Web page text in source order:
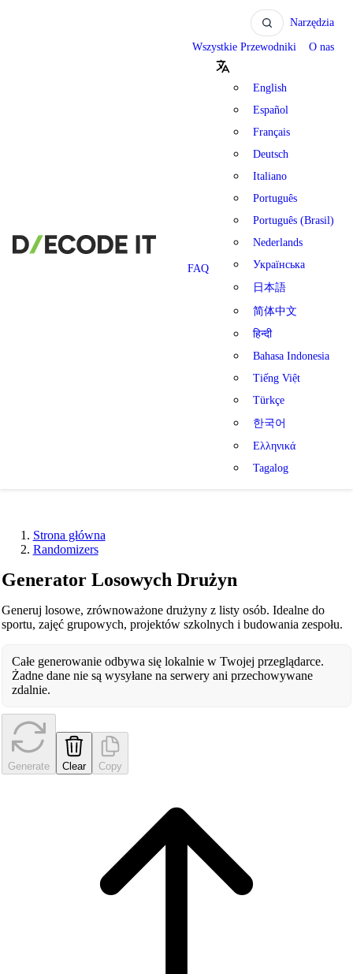
Narzędzia
Wszystkie Przewodniki O nas
FAQ
English
Español
Français
Deutsch
Italiano
Português
Português (Brasil)
Nederlands
Українська
日本語
简体中文
हिन्दी
Bahasa Indonesia
Tiếng Việt
Türkçe
한국어
Ελληνικά
Tagalog
Strona główna
Randomizers
Generator Losowych Drużyn
Generuj losowe, zrównoważone drużyny z listy osób. Idealne do
sportu, zajęć grupowych, projektów szkolnych i budowania zespołu.
Całe generowanie odbywa się lokalnie w Twojej przeglądarce.
Żadne dane nie są wysyłane na serwery ani przechowywane
zdalnie.
Generate Clear Copy